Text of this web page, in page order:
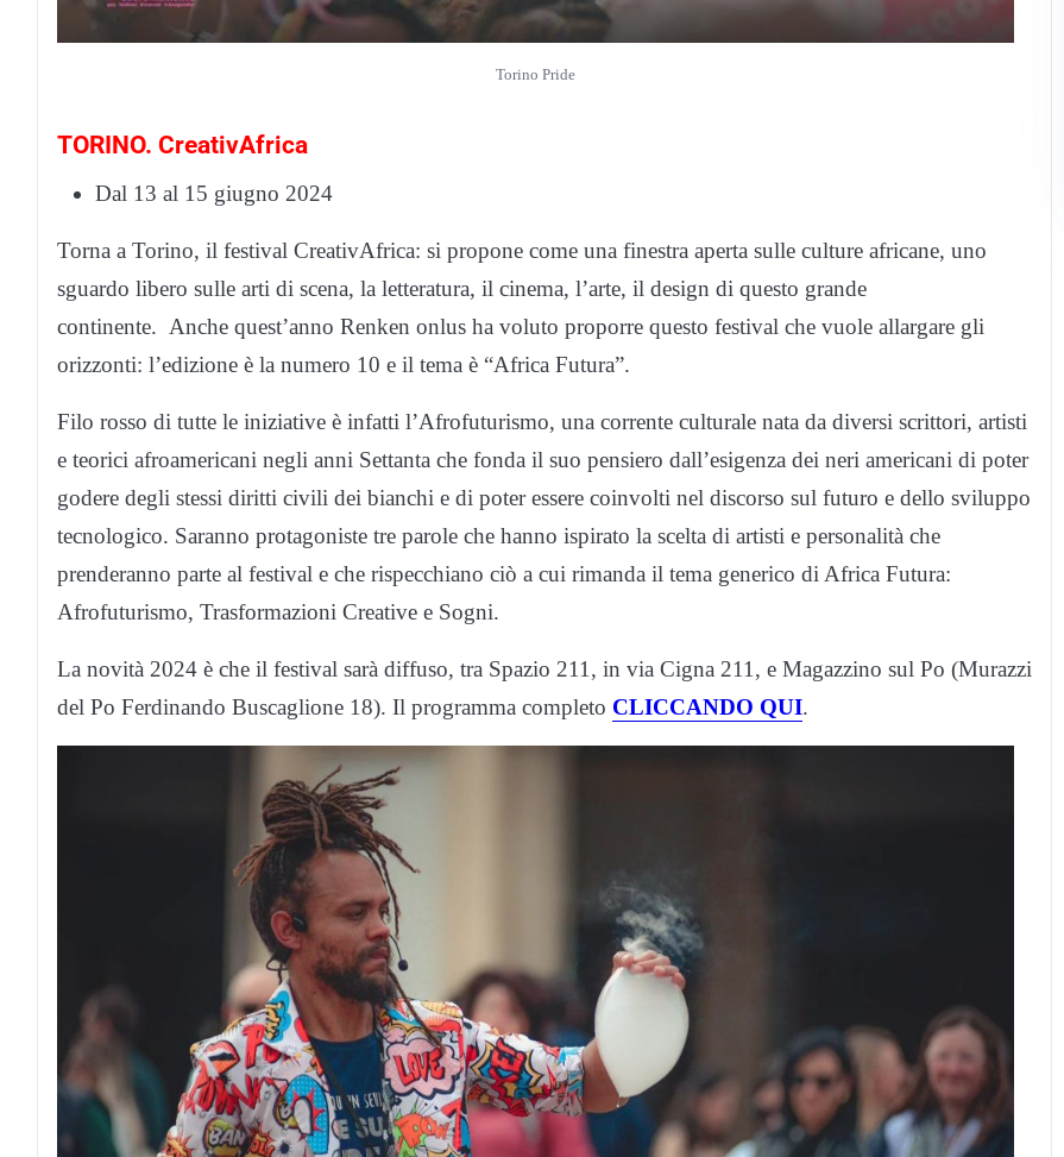
Torino Pride
TORINO. CreativAfrica
Dal 13 al 15 giugno 2024
Torna a Torino, il festival CreativAfrica: si propone come una finestra aperta sulle culture africane, uno
sguardo libero sulle arti di scena, la letteratura, il cinema, l’arte, il design di questo grande
continente. Anche quest’anno Renken onlus ha voluto proporre questo festival che vuole allargare gli
orizzonti: l’edizione è la numero 10 e il tema è “Africa Futura”.
Filo rosso di tutte le iniziative è infatti l’Afrofuturismo, una corrente culturale nata da diversi scrittori, artisti
e teorici afroamericani negli anni Settanta che fonda il suo pensiero dall’esigenza dei neri americani di poter
godere degli stessi diritti civili dei bianchi e di poter essere coinvolti nel discorso sul futuro e dello sviluppo
tecnologico. Saranno protagoniste tre parole che hanno ispirato la scelta di artisti e personalità che
prenderanno parte al festival e che rispecchiano ciò a cui rimanda il tema generico di Africa Futura:
Afrofuturismo, Trasformazioni Creative e Sogni.
La novità 2024 è che il festival sarà diffuso, tra Spazio 211, in via Cigna 211, e Magazzino sul Po (Murazzi
del Po Ferdinando Buscaglione 18). Il programma completo CLICCANDO QUI.